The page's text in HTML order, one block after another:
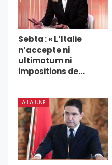
Sebta : « L’Italie
n’accepte ni
ultimatum ni
impositions de…
A LA UNE